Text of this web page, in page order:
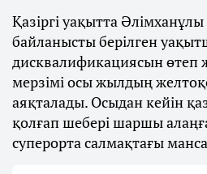
Қазіргі уақытта
байланысты берілген
дисквалификациясын өтеп
мерзімі осы жылдың
аяқталады. Осыдан кейін
қолғап шебері шаршы
суперорта салмақтағы